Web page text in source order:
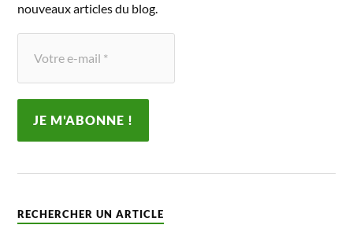
nouveaux articles du blog.
RECHERCHER UN ARTICLE